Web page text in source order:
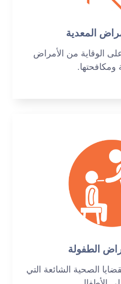
المعدية
الوقاية من الأمراض
ومكافحتها.
الطفولة
الصحية الشائعة التي